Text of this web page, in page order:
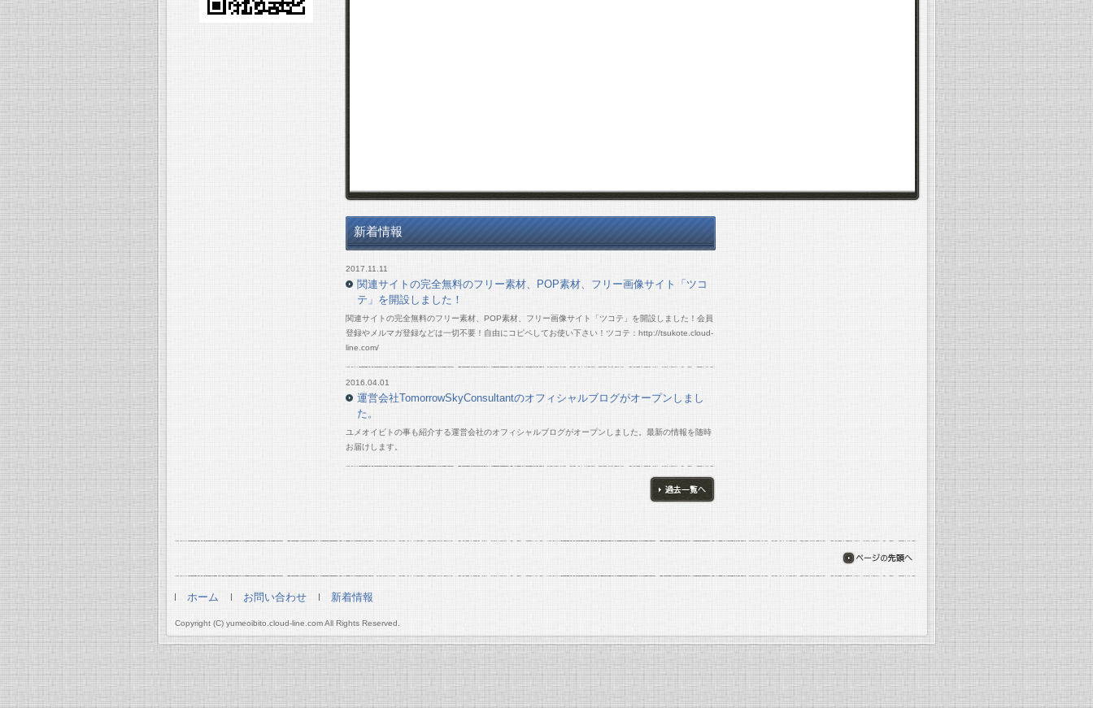
新着情報
2017.11.11
関連サイトの完全無料のフリー素材、POP素材、フリー画像サイト「ツコ
テ」を開設しました！
関連サイトの完全無料のフリー素材、POP素材、フリー画像サイト「ツコテ」を開設しました！会員
登録やメルマガ登録などは一切不要！自由にコピペしてお使い下さい！ツコテ：http://tsukote.cloud-
line.com/
2016.04.01
運営会社TomorrowSkyConsultantのオフィシャルブログがオープンしまし
た。
ユメオイビトの事も紹介する運営会社のオフィシャルブログがオープンしました。最新の情報を随時
お届けします。
ページの先頭へ
ホーム
お問い合わせ 新着情報
Copyright (C) yumeoibito.cloud-line.com All Rights Reserved.